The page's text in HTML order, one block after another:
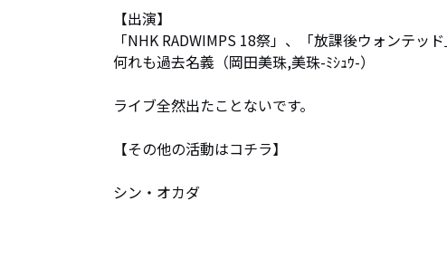
【出演】
「NHK RADWIMPS 18祭」、「放課後ウォンテ
何れも過去名義（岡田美珠,美珠-ﾐｼｭｳ-）
ライブ全然出たことないです。
【その他の活動はコチラ】
シン・オカダ